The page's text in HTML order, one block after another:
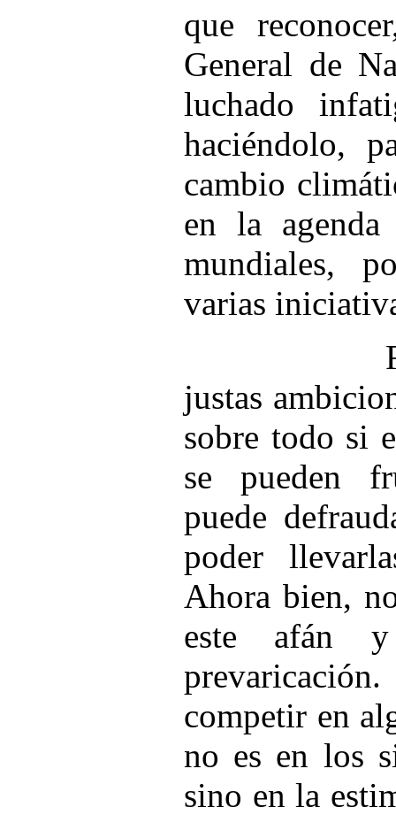
que
General de
luchado
haciéndolo,
cambio
en la agenda
mundiales,
varias
justas
sobre todo si
se pueden
puede
poder
Ahora bien,
este afán
competir en
no es en los
sino en la